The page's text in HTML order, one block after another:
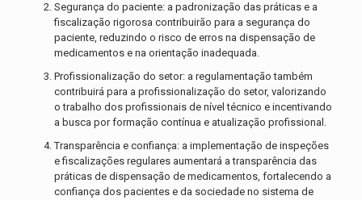
Segurança do paciente: a padronização das práticas e a
fiscalização rigorosa contribuirão para a segurança do
paciente, reduzindo o risco de erros na dispensação de
medicamentos e na orientação inadequada.
Profissionalização do setor: a regulamentação também
contribuirá para a profissionalização do setor, valorizando
o trabalho dos profissionais de nível técnico e incentivando
a busca por formação contínua e atualização profissional.
Transparência e confiança: a implementação de inspeções
e fiscalizações regulares aumentará a transparência das
práticas de dispensação de medicamentos, fortalecendo a
confiança dos pacientes e da sociedade no sistema de